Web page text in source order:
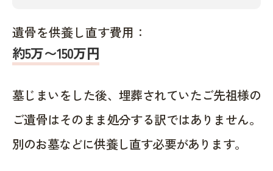
遺骨を供養し直す費用：
約5万〜150万円
墓じまいをした後、埋葬されていたご先祖様の
ご遺骨はそのまま処分する訳ではありません。
別のお墓などに供養し直す必要があります。